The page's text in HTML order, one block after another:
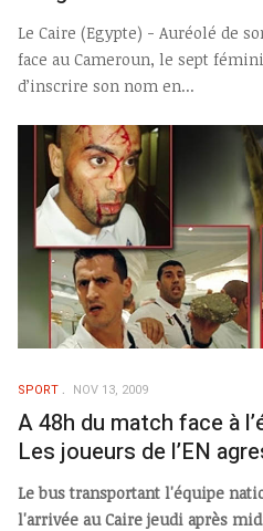
Le Caire (Egypte) - Auréolé de
face au Cameroun, le sept
d’inscrire son nom en...
SPORT NOV 13, 2009
A 48h du match face à
Les joueurs de l’EN
Le bus transportant l'équipe
l'arrivée au Caire jeudi après